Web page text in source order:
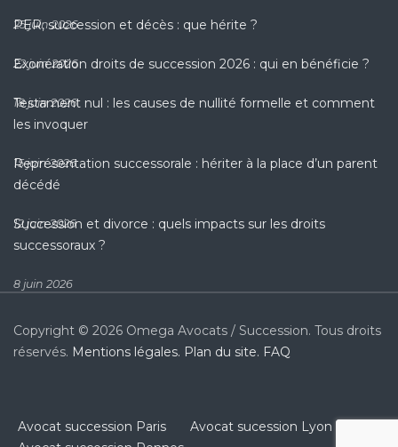
25 juin 2026
PER, succession et décès : que hérite ?
22 juin 2026
Exonération droits de succession 2026 : qui en bénéficie ?
18 juin 2026
Testament nul : les causes de nullité formelle et comment
les invoquer
15 juin 2026
Représentation successorale : hériter à la place d’un parent
décédé
12 juin 2026
Succession et divorce : quels impacts sur les droits
successoraux ?
8 juin 2026
Copyright © 2026 Omega Avocats / Succession. Tous droits
réservés. Mentions légales. Plan du site. FAQ
Avocat succession Paris
Avocat sucession Lyon